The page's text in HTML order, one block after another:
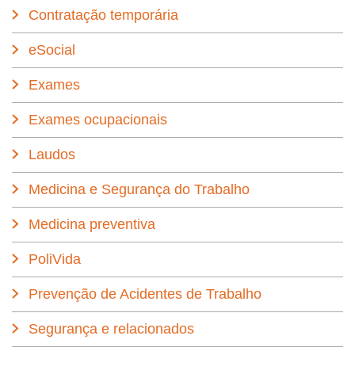
Contratação temporária
eSocial
Exames
Exames ocupacionais
Laudos
Medicina e Segurança do Trabalho
Medicina preventiva
PoliVida
Prevenção de Acidentes de Trabalho
Segurança e relacionados